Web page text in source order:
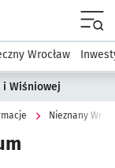
Dla mieszkańca
Wrocław
i Wiśniowej
Nieznany